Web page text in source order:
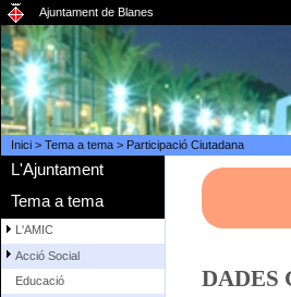
Ajuntament de Blanes
Inici> Tema a tema> Participació Ciutadana
L'Ajuntament
Tema a tema
L'AMIC
Acció Social
Educació
DADES